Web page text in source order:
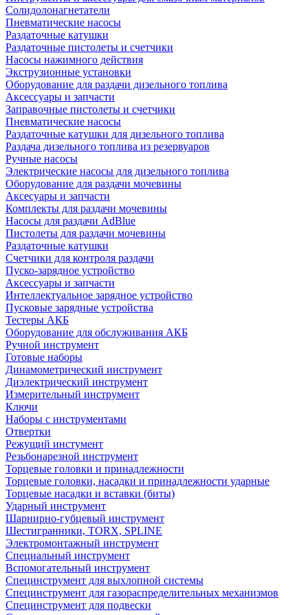
Солидолонагнетатели
Пневматические насосы
Раздаточные катушки
Раздаточные пистолеты и счетчики
Насосы нажимного действия
Экструзионные установки
Оборудование для раздачи дизельного топлива
Аксессуары и запчасти
Заправочные пистолеты и счетчики
Пневматические насосы
Раздаточные катушки для дизельного топлива
Раздача дизельного топлива из резервуаров
Ручные насосы
Электрические насосы для дизельного топлива
Оборудование для раздачи мочевины
Аксесуары и запчасти
Комплекты для раздачи мочевины
Насосы для раздачи AdBlue
Пистолеты для раздачи мочевины
Раздаточные катушки
Счетчики для контроля раздачи
Пуско-зарядное устройство
Аксессуары и запчасти
Интеллектуальное зарядное устройство
Пусковые зарядные устройства
Тестеры АКБ
Оборудование для обслуживания АКБ
Ручной инструмент
Готовые наборы
Динамометрический инструмент
Диэлектрический инструмент
Измерительный инструмент
Ключи
Наборы с инструментами
Отвертки
Режущий инстумент
Резьбонарезной инструмент
Торцевые головки и принадлежности
Торцевые головки, насадки и принадлежности ударные
Торцевые насадки и вставки (биты)
Ударный инструмент
Шарнирно-губцевый инструмент
Шестигранники, TORX, SPLINE
Электромонтажный инструмент
Специальный инструмент
Вспомогательный инструмент
Специнструмент для выхлопной системы
Специнструмент для газораспределительных механизмов
Специнструмент для подвески